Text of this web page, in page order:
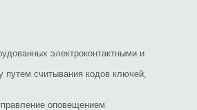
электроконтактными и
путем считывания кодов ключей,
оповещением